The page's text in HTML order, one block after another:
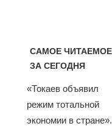
САМОЕ ЧИТАЕМОЕ
ЗА СЕГОДНЯ
«Токаев объявил
режим тотальной
экономии в стране».